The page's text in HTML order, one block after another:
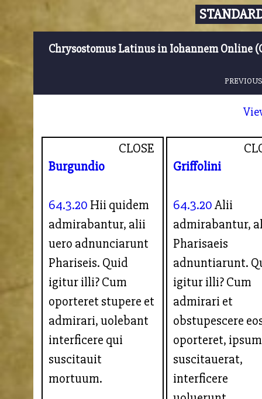
Chrysostomus Latinus in Iohannem Online
CLOSE
Burgundio
64.3.20 Hii quidem
admirabantur, alii
uero adnunciarunt
Phariseis. Quid
igitur illi? Cum
oporteret stupere et
admirari, uolebant
interficere qui
suscitauit
mortuum.
Griffolini
64.3.20Alii
admirabantur,
Pharisaeis
adnuntiarunt.
igitur illi? Cum
admirari et
obstupescere
oporteret,
suscitauerat,
interficere